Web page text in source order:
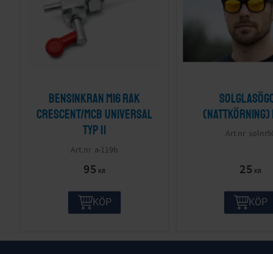
Bensinkran M16 Rak
Crescent/MCB Universal
Typ II
a-119b
95 KR
KÖP
(nattkörning)
25 KR
KÖP